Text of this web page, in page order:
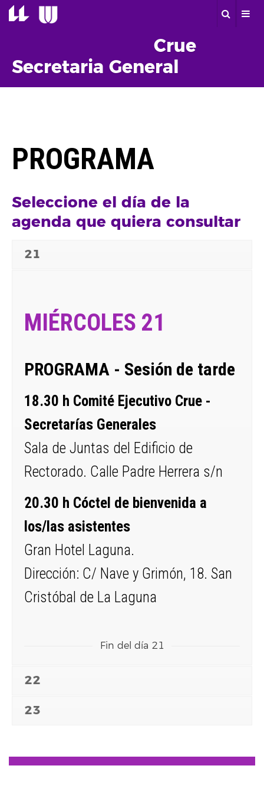
Crue
Secretaria General
PROGRAMA
Seleccione el día de la
agenda que quiera consultar
21
MIÉRCOLES 21
PROGRAMA - Sesión de tarde
18.30 h Comité Ejecutivo Crue -
Secretarías Generales
Sala de Juntas del Edificio de
Rectorado. Calle Padre Herrera s/n
20.30 h Cóctel de bienvenida a
los/las asistentes
Gran Hotel Laguna.
Dirección: C/ Nave y Grimón, 18. San
Cristóbal de La Laguna
Fin del día 21
22
23